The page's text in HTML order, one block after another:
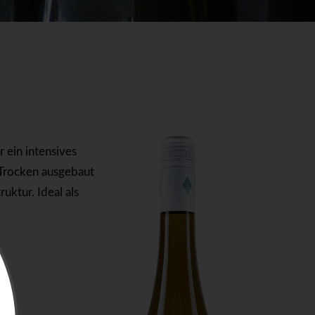
ein intensives
ausgebaut
Ideal als